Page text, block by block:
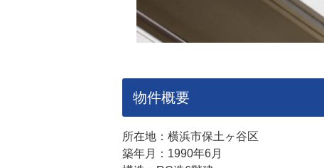
物件概要
所在地：横浜市保土ヶ谷区
築年月：1990年6月